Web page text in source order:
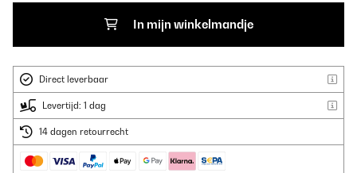
In mijn winkelmandje
Direct leverbaar
Levertijd: 1 dag
14 dagen retourrecht